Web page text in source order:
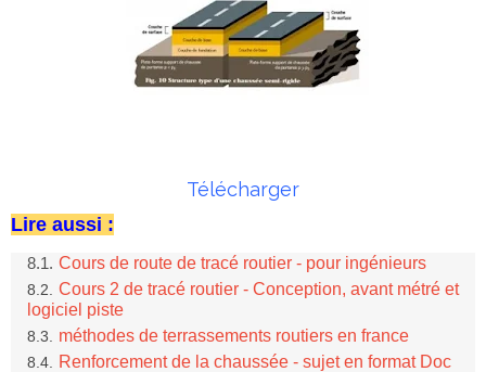
Télécharger
Lire aussi :
Cours de route de tracé routier - pour ingénieurs
Cours 2 de tracé routier - Conception, avant métré et
logiciel piste
méthodes de terrassements routiers en france
Renforcement de la chaussée - sujet en format Doc